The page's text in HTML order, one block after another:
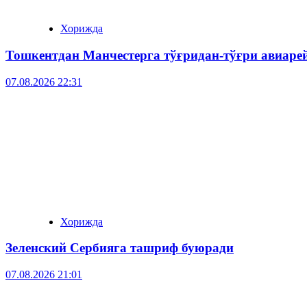
Хорижда
Тошкентдан Манчестерга тўғридан-тўғри
07.08.2026 22:31
Хорижда
Зеленский Сербияга ташриф буюради
07.08.2026 21:01